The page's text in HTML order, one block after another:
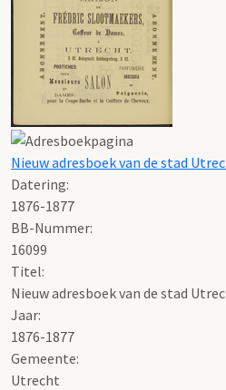
Nieuw adresboek van de stad
Datering:
1876-1877
BB-Nummer:
16099
Titel:
Nieuw adresboek van de stad
Jaar:
1876-1877
Gemeente:
Utrecht